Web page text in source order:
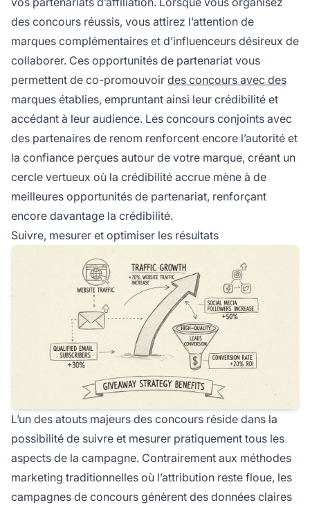
des concours réussis, vous attirez l’attention de
marques complémentaires et d’influenceurs désireux de
collaborer. Ces opportunités de partenariat vous
permettent de co-promouvoir des concours avec des
marques établies, empruntant ainsi leur crédibilité et
accédant à leur audience. Les concours conjoints avec
des partenaires de renom renforcent encore l’autorité et
la confiance perçues autour de votre marque, créant un
cercle vertueux où la crédibilité accrue mène à de
meilleures opportunités de partenariat, renforçant
encore davantage la crédibilité.
Suivre, mesurer et optimiser les résultats
L’un des atouts majeurs des concours réside dans la
possibilité de suivre et mesurer pratiquement tous les
aspects de la campagne. Contrairement aux méthodes
marketing traditionnelles où l’attribution reste floue, les
campagnes de concours génèrent des données claires